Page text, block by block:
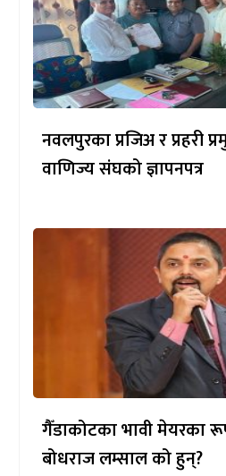
नवलपुरका प्रजिअ र प्रहरी
वाणिज्य संघको ज्ञापनपत्र
गैँडाकोटका भावी मेयरका
बोधराज लम्साल को हुन्?